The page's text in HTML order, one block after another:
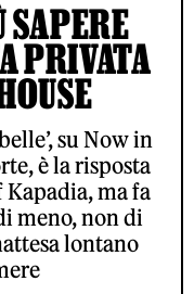
SAPERE
PRIVATA
su Now in
è la risposta
Kapadia, ma fa
meno, non di
lontano